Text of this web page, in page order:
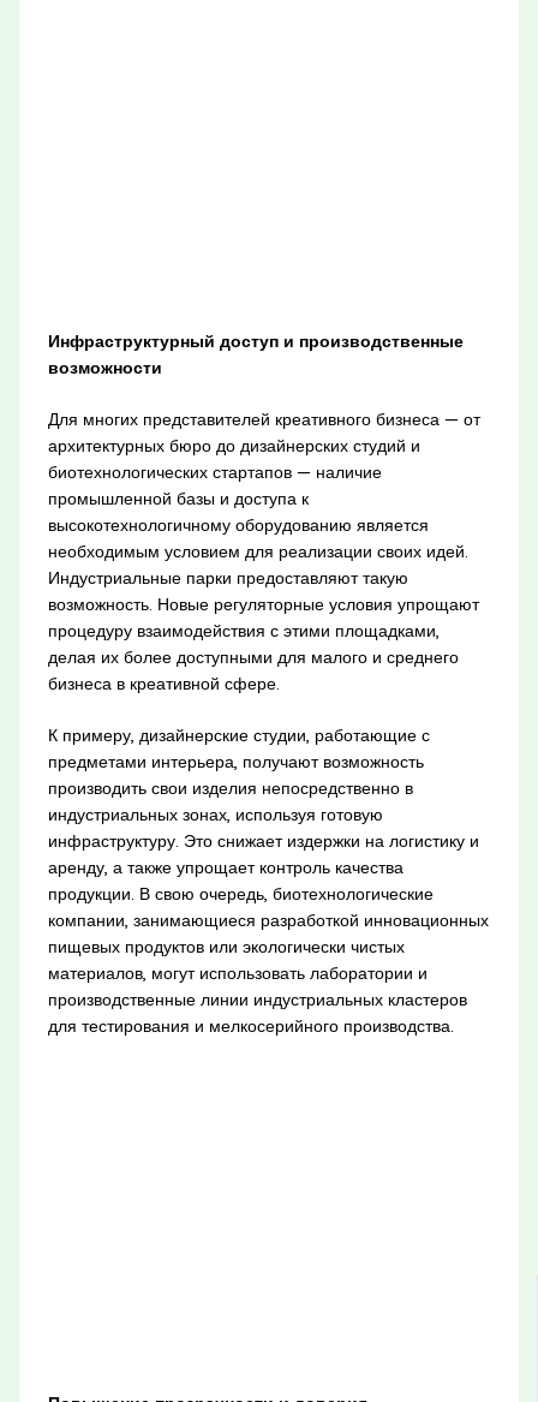
Инфраструктурный доступ и производственные
возможности
Для многих представителей креативного бизнеса — от
архитектурных бюро до дизайнерских студий и
биотехнологических стартапов — наличие
промышленной базы и доступа к
высокотехнологичному оборудованию является
необходимым условием для реализации своих идей.
Индустриальные парки предоставляют такую
возможность. Новые регуляторные условия упрощают
процедуру взаимодействия с этими площадками,
делая их более доступными для малого и среднего
бизнеса в креативной сфере.
К примеру, дизайнерские студии, работающие с
предметами интерьера, получают возможность
производить свои изделия непосредственно в
индустриальных зонах, используя готовую
инфраструктуру. Это снижает издержки на логистику и
аренду, а также упрощает контроль качества
продукции. В свою очередь, биотехнологические
компании, занимающиеся разработкой инновационных
пищевых продуктов или экологически чистых
материалов, могут использовать лаборатории и
производственные линии индустриальных кластеров
для тестирования и мелкосерийного производства.